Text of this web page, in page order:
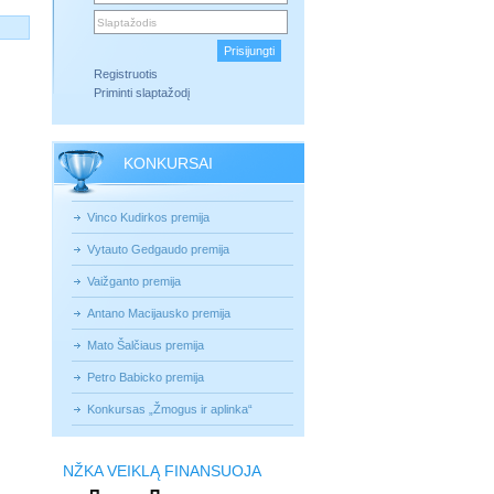
Registruotis
Priminti slaptažodį
KONKURSAI
Vinco Kudirkos premija
Vytauto Gedgaudo premija
Vaižganto premija
Antano Macijausko premija
Mato Šalčiaus premija
Petro Babicko premija
Konkursas „Žmogus ir aplinka“
NŽKA VEIKLĄ FINANSUOJA